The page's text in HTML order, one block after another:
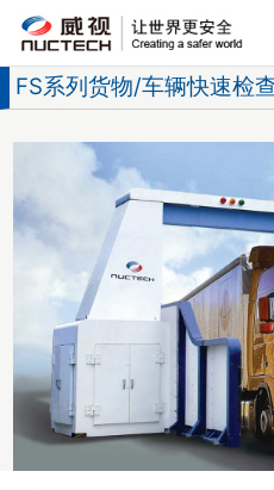
FS系列货物/车辆快速检